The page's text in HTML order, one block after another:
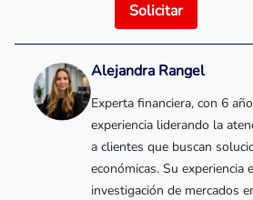
Solicitar
Alejandra Rangel
Experta financiera, con 6
experiencia liderando la
a clientes que buscan
económicas. Su experiencia
investigación de mercados